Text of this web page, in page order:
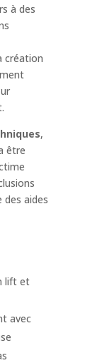
à des
création
,
être
des aides
lift et
avec